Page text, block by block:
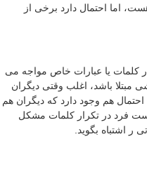
اما احتمال دارد برخی از
کلمات یا عبارات خاص مواجه می
باشد، اغلب وقتی دیگران
هم وجود دارد که دیگران هم
فرد در تکرار کلمات مشکل
اشتباه بگوید.